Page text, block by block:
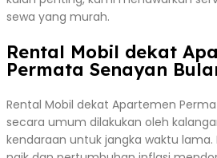
sewa yang murah.
Rental Mobil dekat
Permata Senayan
Rental Mobil dekat Apartemen
secara umum dilakukan oleh
kendaraan untuk jangka waktu